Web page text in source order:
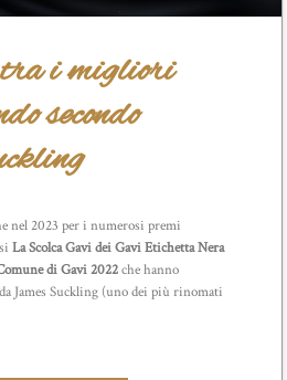
i migliori
secondo
nel 2023 per i numerosi premi
La Scolca Gavi dei Gavi Etichetta Nera
di Gavi 2022che hanno
James Suckling (uno dei più rinomati